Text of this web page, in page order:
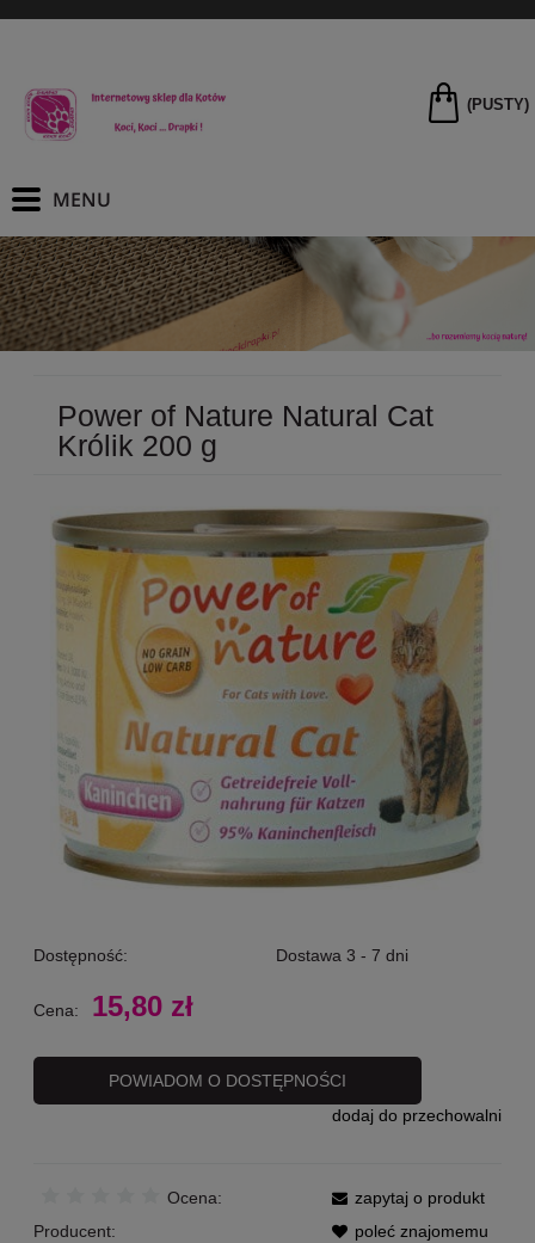
(PUSTY)
Power of Nature Natural Cat
Królik 200 g
Dostępność: Dostawa 3 - 7 dni
Cena: 15,80 zł
POWIADOM O DOSTĘPNOŚCI
dodaj do przechowalni
Ocena:
Producent:
zapytaj o produkt
poleć znajomemu